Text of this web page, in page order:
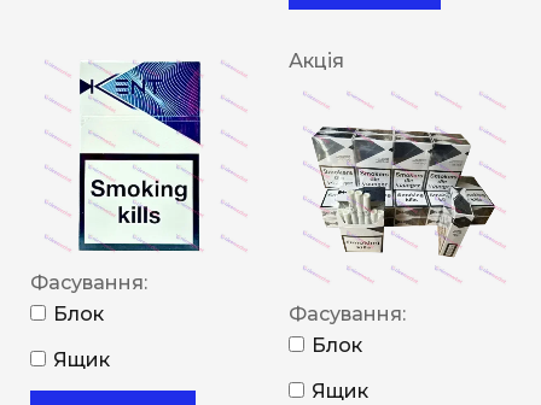
Фасування:
Блок
Ящик
Акція
Фасування:
Блок
Ящик